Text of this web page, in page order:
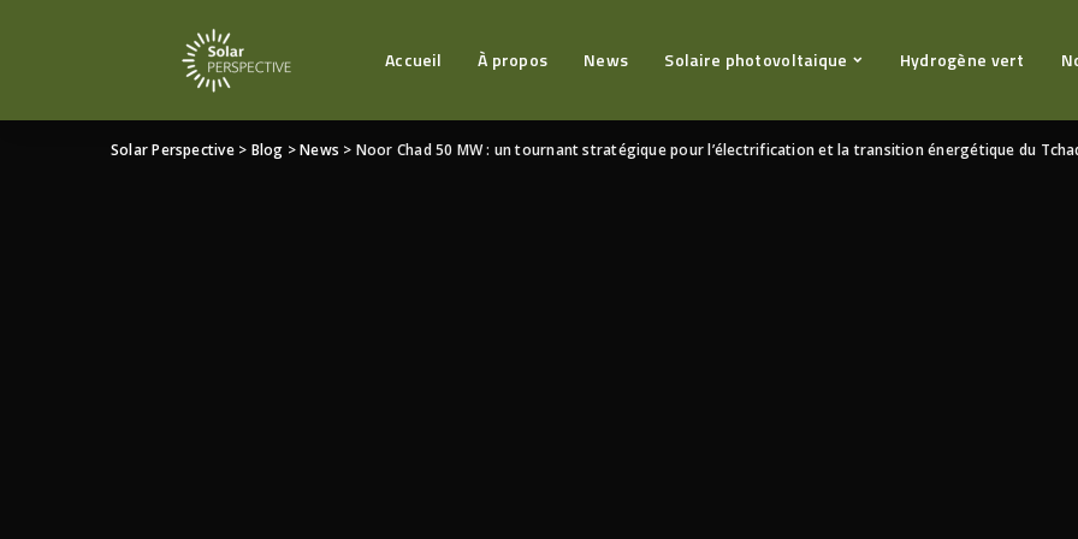
Accueil À propos News Solaire photovoltaique Hydrogène vert
Solar Perspective> Blog >News > Noor Chad 50 MW : un tournant stratégique pour l’électrification et la transition énergétique du